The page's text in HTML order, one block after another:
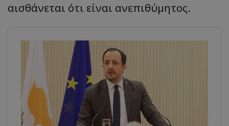
αισθάνεται ότι είναι ανεπιθύμητος.